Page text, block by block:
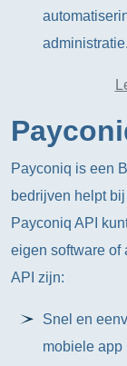
administratie.
Payconiq is een
bedrijven helpt
Payconiq API
eigen software of
API zijn:
Snel en
mobiele app